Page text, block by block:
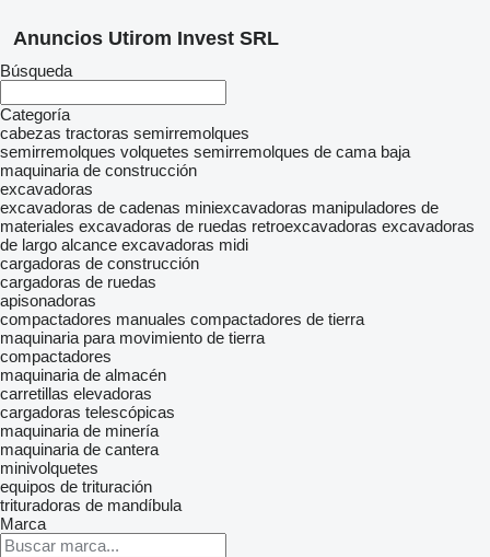
Anuncios Utirom Invest SRL
Búsqueda
Categoría
cabezas tractoras semirremolques
semirremolques volquetes semirremolques de cama baja
maquinaria de construcción
excavadoras
excavadoras de cadenas miniexcavadoras manipuladores de
materiales excavadoras de ruedas retroexcavadoras excavadoras
de largo alcance excavadoras midi
cargadoras de construcción
cargadoras de ruedas
apisonadoras
compactadores manuales compactadores de tierra
maquinaria para movimiento de tierra
compactadores
maquinaria de almacén
carretillas elevadoras
cargadoras telescópicas
maquinaria de minería
maquinaria de cantera
minivolquetes
equipos de trituración
trituradoras de mandíbula
Marca